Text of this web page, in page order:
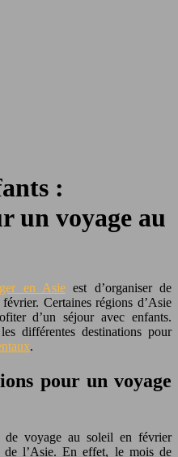
:
un voyage au
en Asie est d’organiser de
Certaines régions d’Asie
d’un séjour avec enfants.
différentes destinations pour
.
pour un voyage
voyage au soleil en février
de l’Asie. En effet, le mois de